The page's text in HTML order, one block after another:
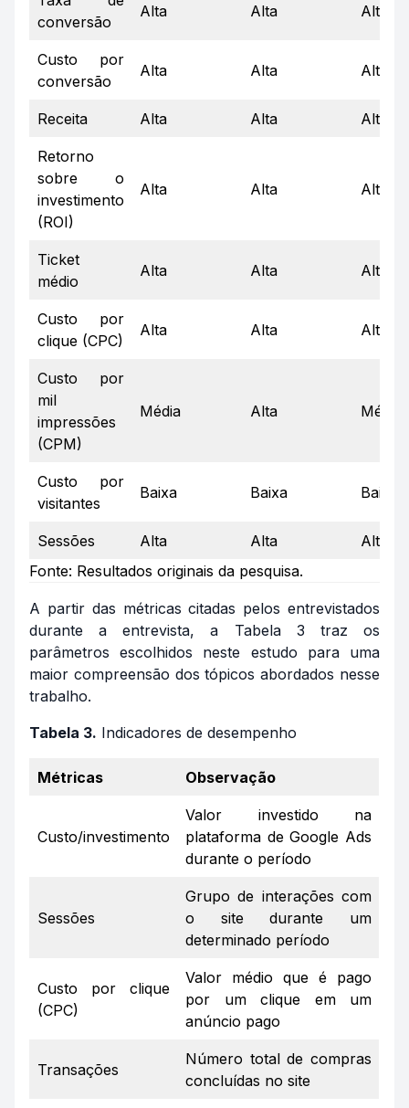
conversão
Alta Alta Alta
Custo por
conversão
Alta Alta Alta
Receita Alta Alta Alta
Retorno
sobre o
investimento
(ROI)
Alta Alta Alta
Ticket
médio
Alta Alta Alta
Custo por
clique (CPC)
Alta Alta Alta
Custo por
mil
impressões
(CPM)
Média Alta Média
Custo por
visitantes
Baixa Baixa Baixa
Sessões Alta Alta
Alta
Fonte: Resultados originais da pesquisa.
A partir das métricas citadas pelos entrevistados
durante a entrevista, a Tabela 3 traz os
parâmetros escolhidos neste estudo para uma
maior compreensão dos tópicos abordados nesse
trabalho.
Tabela 3. Indicadores de desempenho
Métricas Observação
Custo/investimento
Valor investido na
plataforma de Google Ads
durante o período
Sessões
Grupo de interações com
o site durante um
determinado período
Custo por clique
(CPC)
Valor médio que é pago
por um clique em um
anúncio pago
Transações
Número total de compras
concluídas no site